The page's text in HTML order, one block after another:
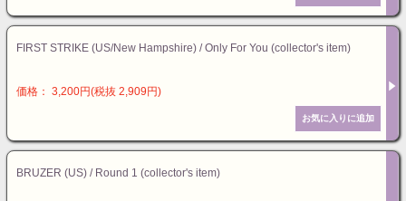
FIRST STRIKE (US/New Hampshire) / Only For You (collector's item)
価格： 3,200円(税抜 2,909円)
BRUZER (US) / Round 1 (collector's item)